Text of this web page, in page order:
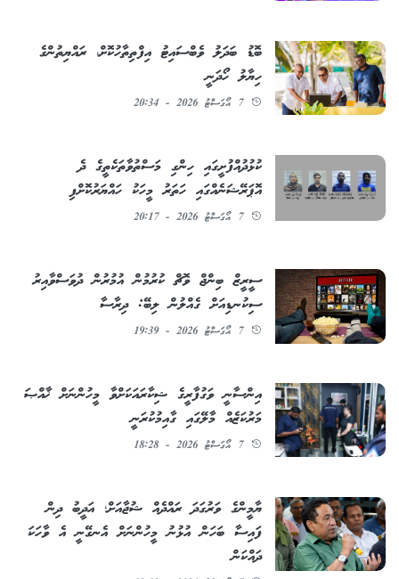
ބޮޑު ބަދަލު ވެބްސައިޓު އިފްތިތާހުކޮށް، ރައްޔިތުންގެ
ހިޔާލު ހޯދަނީ
7 އޯގަސްޓު 2026 - 20:34
ކުޅުދުއްފުށީގައި ހިންގި މަސްތުވާތަކެތީގެ ދެ
އޮޕަރޭޝަނެއްގައި ހަތަރު މީހަކު ހައްޔަރުކޮށްފި
7 އޯގަސްޓު 2026 - 20:17
ސީރީޒް ބިންޖް ވޮޗް ކުރުމުން އުމުރުން ދުވަސްވާއިރު
ސިކުނޑިއަށް ގެއްލުން ލިބޭ: ދިރާސާ
7 އޯގަސްޓު 2026 - 19:39
އިންސާނީ ވަގުފާރީގެ ޝިކާރައަކަށްވާ މީހުންނަށް ޚާއްޞަ
މަރުކަޒެއް މާލޭގައި ގާއިމުކުރަނީ
7 އޯގަސްޓު 2026 - 18:28
ޔާމީންގެ ވަރުގަދަ ރައްދެއް ޝުޖާއަށް؛ އަދީބު ދިން
ފައިސާ ބަހަން އުޅުނު މީހުންނަށް އެނގޭނީ އެ ވާހަކަ
ދައްކަން